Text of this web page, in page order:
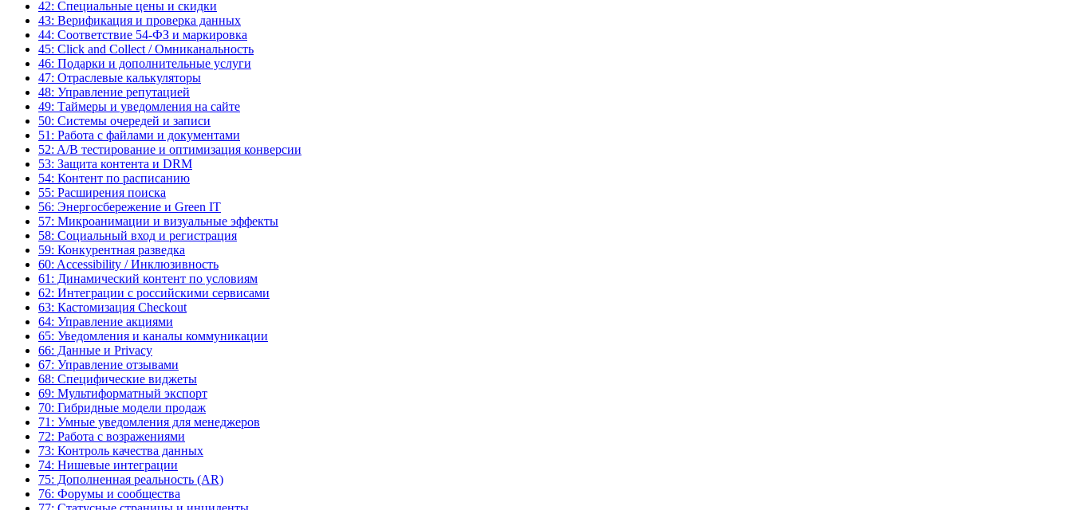
42: Специальные цены и скидки
43: Верификация и проверка данных
44: Соответствие 54-ФЗ и маркировка
45: Click and Collect / Омниканальность
46: Подарки и дополнительные услуги
47: Отраслевые калькуляторы
48: Управление репутацией
49: Таймеры и уведомления на сайте
50: Системы очередей и записи
51: Работа с файлами и документами
52: A/B тестирование и оптимизация конверсии
53: Защита контента и DRM
54: Контент по расписанию
55: Расширения поиска
56: Энергосбережение и Green IT
57: Микроанимации и визуальные эффекты
58: Социальный вход и регистрация
59: Конкурентная разведка
60: Accessibility / Инклюзивность
61: Динамический контент по условиям
62: Интеграции с российскими сервисами
63: Кастомизация Checkout
64: Управление акциями
65: Уведомления и каналы коммуникации
66: Данные и Privacy
67: Управление отзывами
68: Специфические виджеты
69: Мультиформатный экспорт
70: Гибридные модели продаж
71: Умные уведомления для менеджеров
72: Работа с возражениями
73: Контроль качества данных
74: Нишевые интеграции
75: Дополненная реальность (AR)
76: Форумы и сообщества